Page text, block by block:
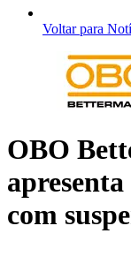
Voltar para
OBO
com